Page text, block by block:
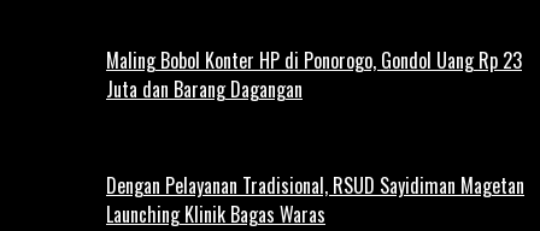
Maling Bobol Konter HP di Ponorogo, Gondol Uang Rp 23
Juta dan Barang Dagangan
Dengan Pelayanan Tradisional, RSUD Sayidiman Magetan
Launching Klinik Bagas Waras